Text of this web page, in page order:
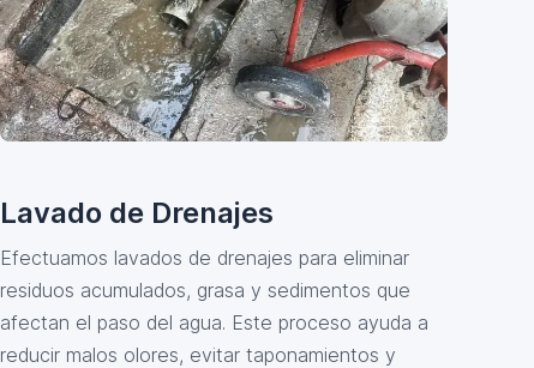
Lavado de Drenajes
Efectuamos lavados de drenajes para eliminar
residuos acumulados, grasa y sedimentos que
afectan el paso del agua. Este proceso ayuda a
reducir malos olores, evitar taponamientos y